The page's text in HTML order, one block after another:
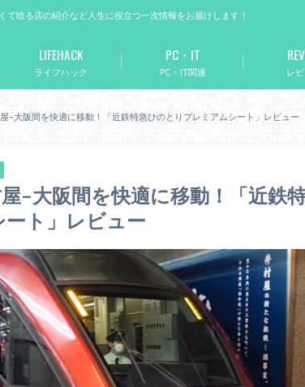
て唸る店の紹介など人生に役立つ一次情報をお届けします！
ライフハック
LIFEHACK
PC・IT関連
PC・IT
レ
–大阪間を快適に移動！「近鉄特急ひのとりプレミアムシート」レビュー
–大阪間を快適に移動！「近鉄
ト」レビュー